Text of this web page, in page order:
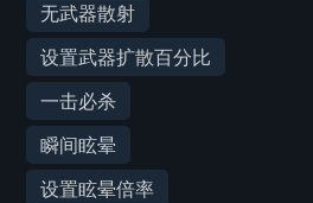
无武器散射
设置武器扩散百分比
一击必杀
瞬间眩晕
设置眩晕倍率